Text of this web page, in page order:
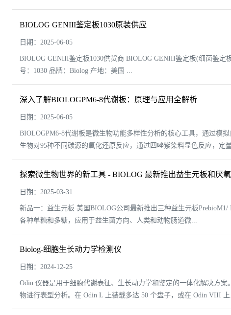
BIOLOG GENIII鉴定板1030原装供应
日期：2025-06-05
BIOLOG GENIII鉴定板1030供货商 BIOLOG GENIII鉴定板(细菌鉴
号：1030 品牌：Biolog 产地：美国 ...
深入了解BIOLOGPM6-8代谢板：原理与应用全解析
日期：2025-06-05
BIOLOGPM6-8代谢板是微生物功能多样性分析的核心工具，通过模
生物对95种不同碳源的氧化还原反应，通过四唑紫染料显色反应，定
探索微生物世界的新工具 - BIOLOG 最新推出益生元板和厌
日期：2025-03-31
新品一：益生元板 美国BIOLOG公司最新推出三种益生元板
各种单糖和多糖，应用于益生菌方向、人类和动物肠道微...
Biolog-细胞生长动力学检测仪
日期：2024-12-25
Odin 仪器是用于细胞代谢表征、生长动力学和鉴定的一体化解决方
物进行表型分析。在 Odin L 上装载多达 50 个盘子，或在 Odin VIII 上